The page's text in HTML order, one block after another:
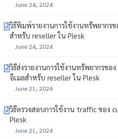
June 24, 2024
วิธีพิมพ์รายงานการใช้งานทรัพยากร
สำหรับ reseller ใน Plesk
June 24, 2024
วิธีส่งรายงานการใช้งานทรัพยากรขอ
อีเมลสำหรับ reseller ใน Plesk
June 21, 2024
วิธีตรวจสอบการใช้งาน traffic ของ
Plesk
June 21, 2024